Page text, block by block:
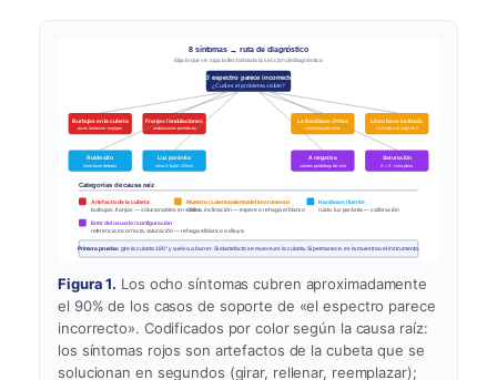
8 síntomas → ruta de diagnóstico
Elija lo que ve; siga la flecha hasta la sección de diagnóstico
El espectro parece incorrecto
¿Cuál es el problema visible?
Burbujas en la cubeta
picos fantasma · espigas
Franjas / ondulaciones
ondulaciones periódicas
La línea base deriva
subida/bajada lenta
Línea base inclinada
inclinada a lo largo de λ
Ruido alto
línea base dentada
Luz parásita
falsa A baja < 220nm
A negativa
valores por debajo de cero
Saturación
A > 3 · cima plana
Categorías de causa raíz
Artefacto de la cubeta
burbujas, franjas — solucionables en < 30 s
Muestra / calentamiento del instrumento
deriva, inclinación — espere o rehaga el blanco
Hardware / fuente
ruido, luz parásita — calibración
Error del usuario / configuración
referencia incorrecta, saturación — rehaga el blanco o diluya
Primera prueba:gire la cubeta 180° y vuelva a barrer. Si el artefacto se mueve, es la cubeta. Si permanece, es la muestra o el instrumento.
Figura 1. Los ocho síntomas cubren aproximadamente
el 90% de los casos de soporte de «el espectro parece
incorrecto». Codificados por color según la causa raíz:
los síntomas rojos son artefactos de la cubeta que se
solucionan en segundos (girar, rellenar, reemplazar);